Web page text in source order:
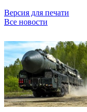
Версия для печати
Все новости